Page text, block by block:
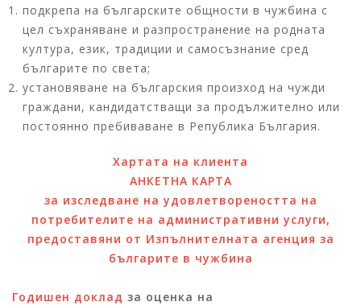
подкрепа на българските общности в чужбина с
цел съхраняване и разпространение на родната
култура, език, традиции и самосъзнание сред
българите по света;
установяване на българския произход на чужди
граждани, кандидатстващи за продължително или
постоянно пребиваване в Република България.
Хартата на клиента
АНКЕТНА КАРТА
за изследване на удовлетвореността на
потребителите на административни услуги,
предоставяни от Изпълнителната агенция за
българите в чужбина
Годишен доклад за оценка на